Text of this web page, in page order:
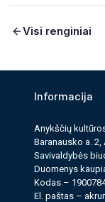
Visi renginiai
Informacija
Anykščių
Baranausko a.
Savi­valdy­bės
Duomenys
Kodas –
El. paš­tas –